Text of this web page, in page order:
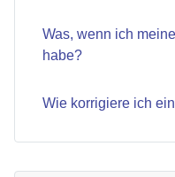
Was, wenn ich
habe?
Wie korrigiere ich